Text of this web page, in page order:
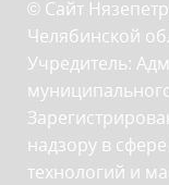
© Сайт
Челябинской
Учредитель:
надзору в
технологий и